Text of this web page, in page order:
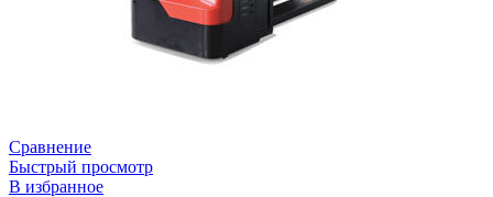
Сравнение
Быстрый просмотр
В избранное